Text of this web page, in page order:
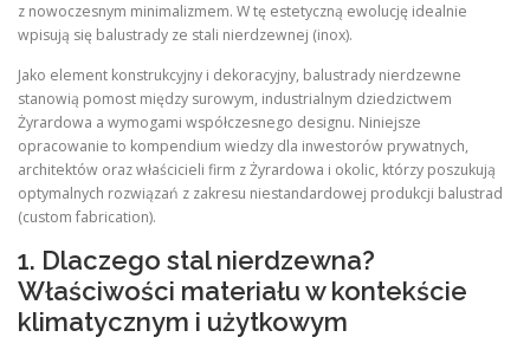
z nowoczesnym minimalizmem. W tę estetyczną ewolucję idealnie
wpisują się balustrady ze stali nierdzewnej (inox).
Jako element konstrukcyjny i dekoracyjny, balustrady nierdzewne
stanowią pomost między surowym, industrialnym dziedzictwem
Żyrardowa a wymogami współczesnego designu. Niniejsze
opracowanie to kompendium wiedzy dla inwestorów prywatnych,
architektów oraz właścicieli firm z Żyrardowa i okolic, którzy poszukują
optymalnych rozwiązań z zakresu niestandardowej produkcji balustrad
(custom fabrication).
1. Dlaczego stal nierdzewna?
Właściwości materiału w kontekście
klimatycznym i użytkowym